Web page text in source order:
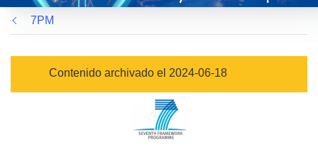
una
nueva
ventana)
7PM
Contenido archivado el 2024-06-18